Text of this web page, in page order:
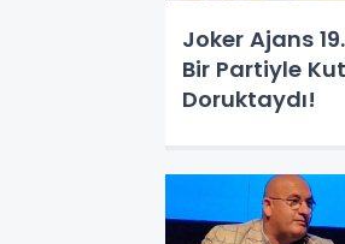
Joker Ajans
Bir Partiyle
Doruktaydı!